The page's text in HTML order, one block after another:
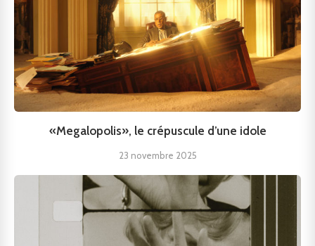
«Megalopolis», le crépuscule d’une idole
23 novembre 2025